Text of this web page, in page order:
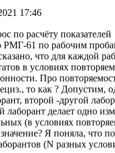
17:46
по расчёту показателей
РМГ-61 по рабочим
что для каждой
в условиях
Про
то как ? Допустим,
второй -другой
делает одно
(в условиях
Я поняла, что
(N разных